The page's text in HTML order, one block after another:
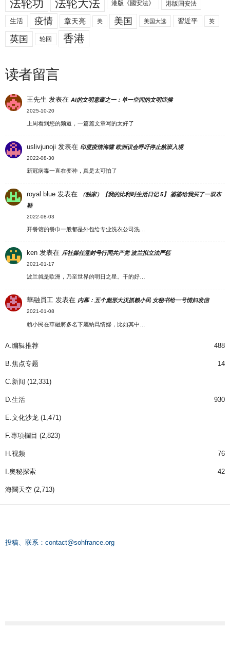
法轮功 法轮大法 港版《國安法》 港版国安法
生活 疫情 章天亮 美 美国 美国大选 習近平 英
英国 轮回 香港
读者留言
王先生 发表在AI的文明意蕴之一：单一空间的文明症候
2025-10-20
上周看到您的频道，一篇篇文章写的太好了
uslivjunoji 发表在 印度疫情海啸 欧洲议会呼吁停止航班入境
2022-08-30
新冠病毒一直在变种，真是太可怕了
royal blue 发表在
（独家）【我的比利时生活日记 5】 婆婆给我买了一双布
鞋
2022-08-03
开餐馆的餐巾一般都是外包给专业洗衣公司洗…
ken 发表在 斥社媒任意封号行同共产党 波兰拟立法严惩
2021-01-17
波兰就是欧洲，乃至世界的明日之星。干的好…
華融員工 发表在 内幕：五个彪形大汉抓赖小民 女秘书给一号情妇发信
2021-01-08
賴小民在華融將多名下屬納爲情婦，比如其中…
A.编辑推荐 488
B.焦点专题 14
C.新闻 (12,331)
D.生活 930
E.文化沙龙 (1,471)
F.專項欄目 (2,823)
H.视频 76
I.奧秘探索 42
海闊天空 (2,713)
投稿、联系： contact@sohfrance.org